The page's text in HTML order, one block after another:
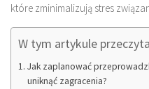
które zminimalizują stres
W tym artykule
Jak zaplanować
uniknąć zagracenia?